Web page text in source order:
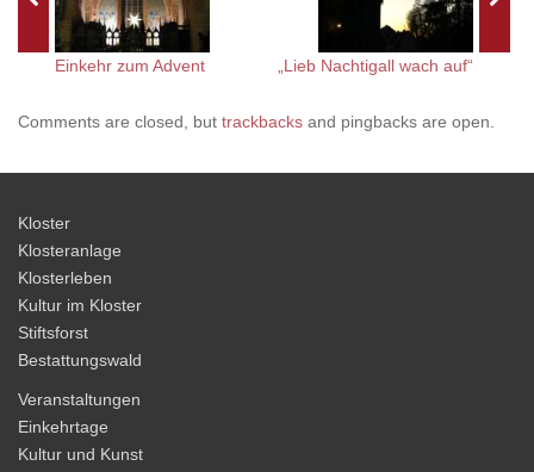
Einkehr zum Advent „Lieb Nachtigall wach auf“
Comments are closed, but trackbacks and pingbacks are open.
Kloster
Klosteranlage
Klosterleben
Kultur im Kloster
Stiftsforst
Bestattungswald
Veranstaltungen
Einkehrtage
Kultur und Kunst